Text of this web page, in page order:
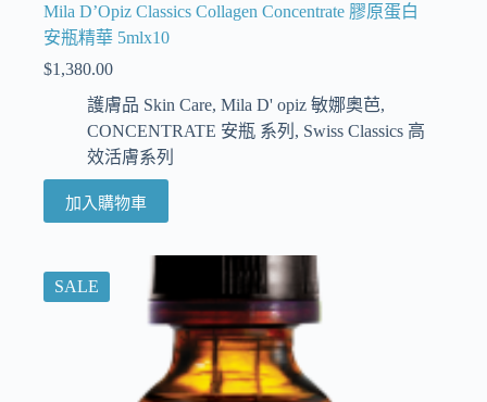
Mila D’Opiz Classics Collagen Concentrate 膠原蛋白
安瓶精華 5mlx10
$1,380.00
護膚品 Skin Care, Mila D' opiz 敏娜奧芭,
CONCENTRATE 安瓶 系列 , Swiss Classics 高
效活膚系列
加入購物車
SALE